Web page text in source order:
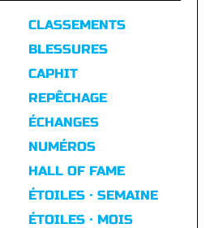
CLASSEMENTS
BLESSURES
CAPHIT
REPÊCHAGE
ÉCHANGES
NUMÉROS
HALL OF FAME
ÉTOILES · SEMAINE
ÉTOILES · MOIS